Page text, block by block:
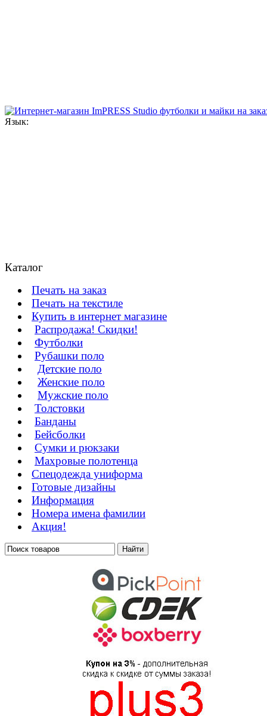
Язык:
Каталог
Печать на заказ
Печать на текстиле
Купить в интернет магазине
Распродажа! Скидки!
Футболки
Рубашки поло
Детские поло
Женские поло
Мужские поло
Толстовки
Банданы
Бейсболки
Сумки и рюкзаки
Махровые полотенца
Cпецодежда униформа
Готовые дизайны
Информация
Номера имена фамилии
Акция!